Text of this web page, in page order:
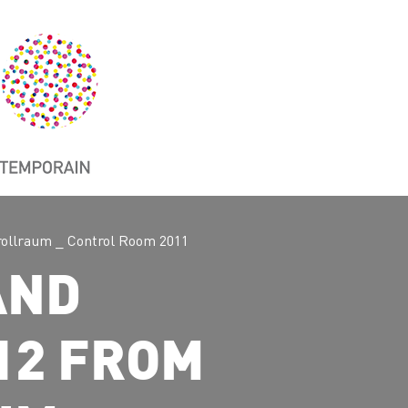
_ Control Room 2011
FROM